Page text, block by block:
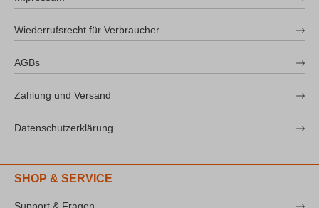
Wiederrufsrecht für Verbraucher
AGBs
Zahlung und Versand
Datenschutzerklärung
SHOP & SERVICE